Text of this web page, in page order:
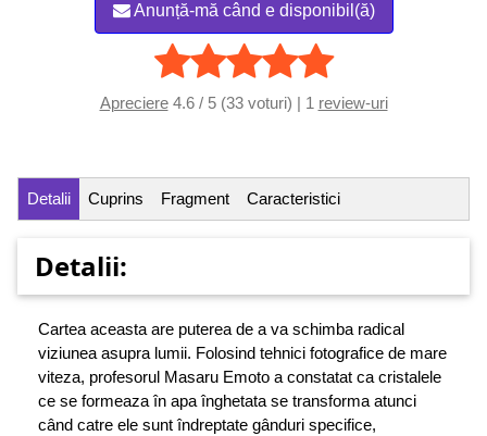
Anunță-mă când e disponibil(ă)
Apreciere4.6 / 5 (33 voturi) | 1 review-uri
Detalii Cuprins Fragment Caracteristici
Detalii:
Cartea aceasta are puterea de a va schimba radical
viziunea asupra lumii. Folosind tehnici fotografice de mare
viteza, profesorul Masaru Emoto a constatat ca cristalele
ce se formeaza în apa înghetata se transforma atunci
când catre ele sunt îndreptate gânduri specifice,